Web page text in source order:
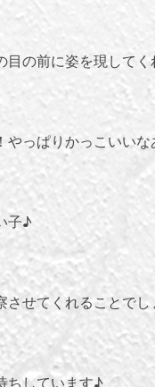
目の前に姿を現して
やっぱりかっこいいな
子♪
させてくれることでし
ちしています♪